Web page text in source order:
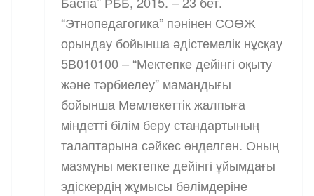
“Этнопедагогика” пәнінен СОӨЖ
орындау бойынша әдістемелік нұсқау
5В010100 – “Мектепке дейінгі оқыту
және тәрбиелеу” мамандығы
бойынша Мемлекеттік жалпыға
міндетті білім беру стандартының
талаптарына сәйкес өнделген. Оның
мазмұны мектепке дейінгі ұйымдағы
эдіскердің жұмысы бөлімдеріне